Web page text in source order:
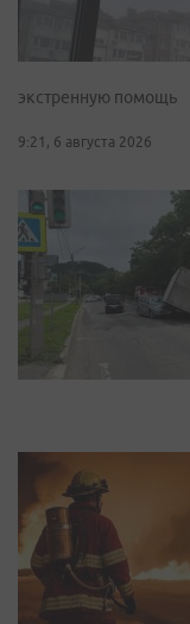
экстренную помощь
9:21, 6 августа 2026